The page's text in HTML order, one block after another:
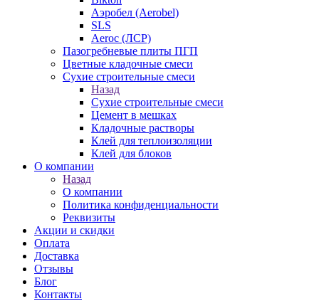
Аэробел (Aerobel)
SLS
Aeroc (ЛСР)
Пазогребневые плиты ПГП
Цветные кладочные смеси
Сухие строительные смеси
Назад
Сухие строительные смеси
Цемент в мешках
Кладочные растворы
Клей для теплоизоляции
Клей для блоков
О компании
Назад
О компании
Политика конфиденциальности
Реквизиты
Акции и скидки
Оплата
Доставка
Отзывы
Блог
Контакты